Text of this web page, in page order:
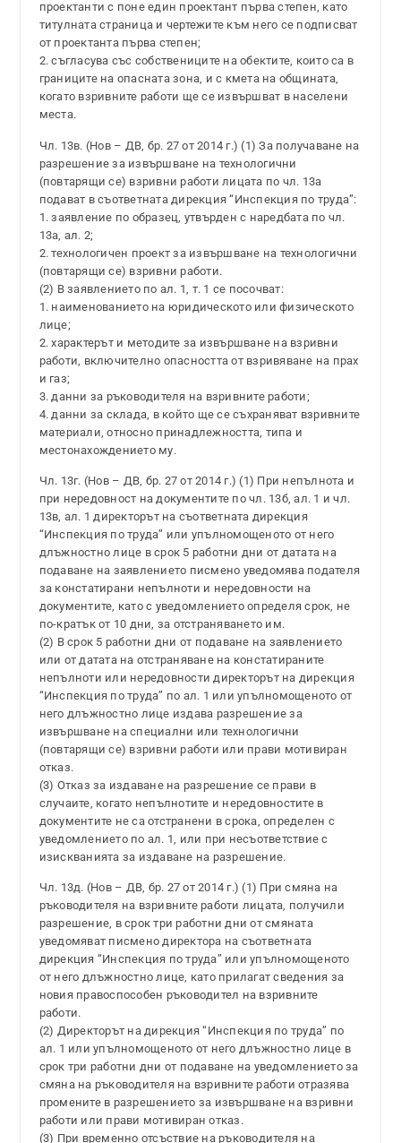
проектанти с поне един проектант първа степен, като
титулната страница и чертежите към него се подписват
от проектанта първа степен;
2. съгласува със собствениците на обектите, които са в
границите на опасната зона, и с кмета на общината,
когато взривните работи ще се извършват в населени
места.
Чл. 13в. (Нов – ДВ, бр. 27 от 2014 г.) (1) За получаване на
разрешение за извършване на технологични
(повтарящи се) взривни работи лицата по чл. 13а
подават в съответната дирекция “Инспекция по труда”:
1. заявление по образец, утвърден с наредбата по чл.
13а, ал. 2;
2. технологичен проект за извършване на технологични
(повтарящи се) взривни работи.
(2) В заявлението по ал. 1, т. 1 се посочват:
1. наименованието на юридическото или физическото
лице;
2. характерът и методите за извършване на взривни
работи, включително опасността от взривяване на прах
и газ;
3. данни за ръководителя на взривните работи;
4. данни за склада, в който ще се съхраняват взривните
материали, относно принадлежността, типа и
местонахождението му.
Чл. 13г. (Нов – ДВ, бр. 27 от 2014 г.) (1) При непълнота и
при нередовност на документите по чл. 13б, ал. 1 и чл.
13в, ал. 1 директорът на съответната дирекция
“Инспекция по труда” или упълномощеното от него
длъжностно лице в срок 5 работни дни от датата на
подаване на заявлението писмено уведомява подателя
за констатирани непълноти и нередовности на
документите, като с уведомлението определя срок, не
по-кратък от 10 дни, за отстраняването им.
(2) В срок 5 работни дни от подаване на заявлението
или от датата на отстраняване на констатираните
непълноти или нередовности директорът на дирекция
“Инспекция по труда” по ал. 1 или упълномощеното от
него длъжностно лице издава разрешение за
извършване на специални или технологични
(повтарящи се) взривни работи или прави мотивиран
отказ.
(3) Отказ за издаване на разрешение се прави в
случаите, когато непълнотите и нередовностите в
документите не са отстранени в срока, определен с
уведомлението по ал. 1, или при несъответствие с
изискванията за издаване на разрешение.
Чл. 13д. (Нов – ДВ, бр. 27 от 2014 г.) (1) При смяна на
ръководителя на взривните работи лицата, получили
разрешение, в срок три работни дни от смяната
уведомяват писмено директора на съответната
дирекция “Инспекция по труда” или упълномощеното
от него длъжностно лице, като прилагат сведения за
новия правоспособен ръководител на взривните
работи.
(2) Директорът на дирекция “Инспекция по труда” по
ал. 1 или упълномощеното от него длъжностно лице в
срок три работни дни от подаване на уведомлението за
смяна на ръководителя на взривните работи отразява
промените в разрешението за извършване на взривни
работи или прави мотивиран отказ.
(3) При временно отсъствие на ръководителя на